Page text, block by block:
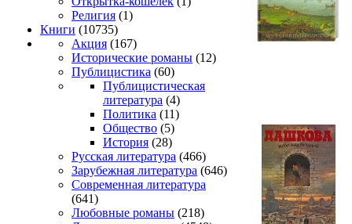
Религия (1)
Книги (10735)
Акция (167)
Исторические романы (12)
Публицистика (60)
Публицистическая
литература (4)
Политика (11)
Общество (5)
История (28)
Русская литература (466)
Зарубежная литература (646)
Современная литература
(641)
Любовные романы (218)